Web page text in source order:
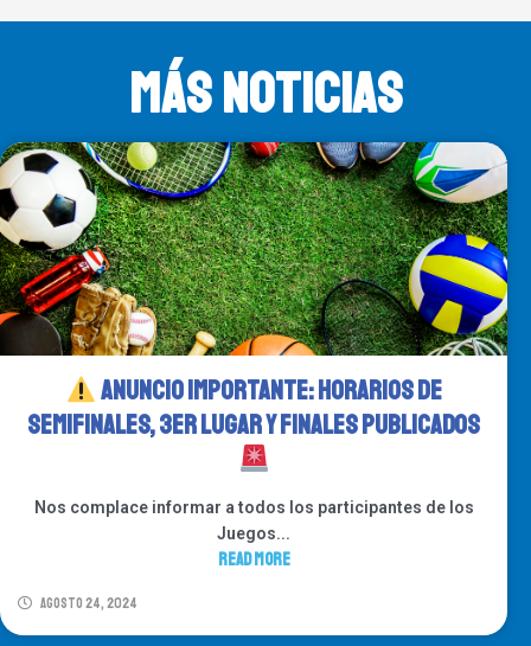
MÁS NOTICIAS
Anuncio Importante: Horarios de
Semifinales, 3er Lugar y Finales Publicados
Nos complace informar a todos los participantes de los
Juegos...
Read More
agosto 24, 2024